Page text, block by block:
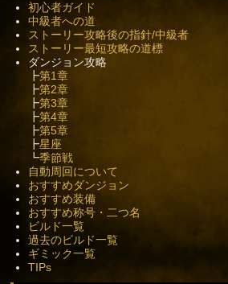
初心者ガイド
中級者への道
ストーリー攻略後の指針/中級者
ストーリー最短攻略の道標
ダンジョン攻略
┣第1章
┣第2章
┣第3章
┣第4章
┣第5章
┣星座
┗季節戦
自動周回について
おすすめダンジョン
おすすめ装備
おすすめ称号・二つ名
ビルド一覧
過去のビルド一覧
ギミック一覧
TIPs